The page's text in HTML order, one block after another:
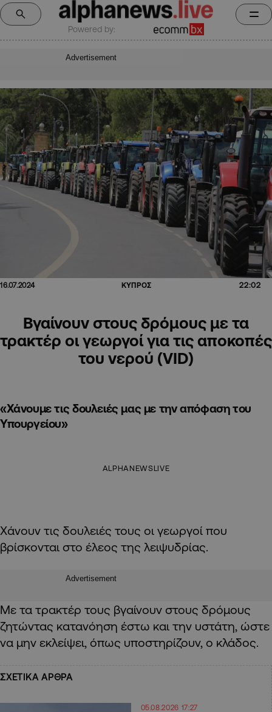
Powered by:
Advertisement
16.07.2024 ΚΥΠΡΟΣ 22:02
Βγαίνουν στους δρόμους με τα
τρακτέρ οι γεωργοί για τις αποκοπές
του νερού (VID)
«Χάνουμε τις δουλειές μας με την απόφαση του
Υπουργείου»
ALPHANEWSLIVE
Χάνουν τις δουλειές τους οι γεωργοί που
βρίσκονται στο έλεος της λειψυδρίας.
Advertisement
Με τα τρακτέρ τους βγαίνουν στους δρόμους
ζητώντας κατανόηση έστω και την υστάτη, ώστε
να μην εκλείψει, όπως υποστηρίζουν, ο κλάδος.
ΣΧΕΤΙΚΑ ΑΡΘΡΑ
05.08.2026 17:27